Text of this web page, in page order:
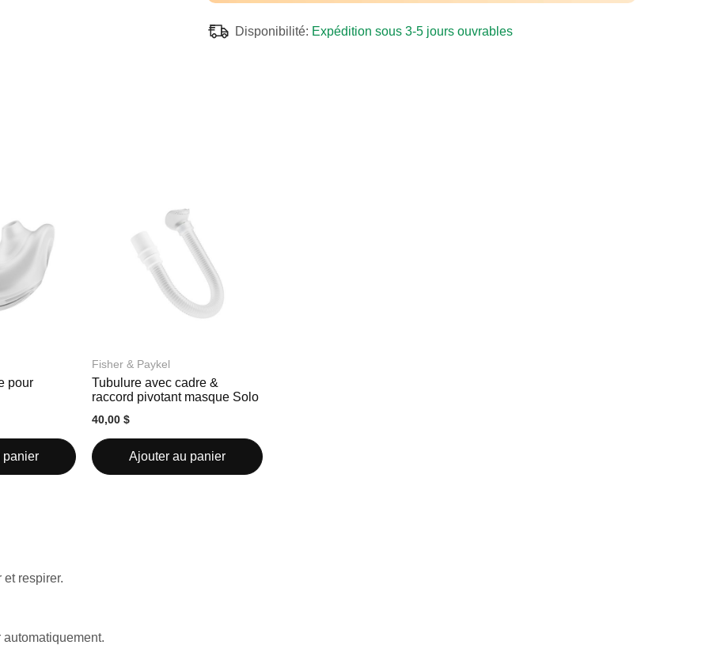
Disponibilité: Expédition sous 3-5 jours ouvrables
pour
panier
Fisher & Paykel
Tubulure avec cadre &
raccord pivotant masque Solo
40,00 $
Ajouter au panier
et respirer.
automatiquement.